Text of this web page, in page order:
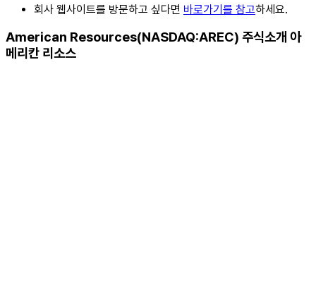
회사 웹사이트를 방문하고 싶다면 바로가기를 참고하세요.
American Resources(NASDAQ:AREC) 주식소개 아
메리칸 리소스